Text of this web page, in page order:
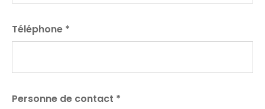
Téléphone *
Personne de contact *